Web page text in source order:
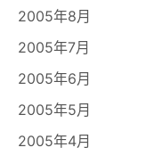
2005年8月
2005年7月
2005年6月
2005年5月
2005年4月